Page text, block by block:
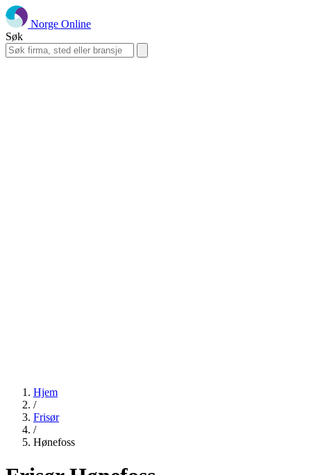
Norge Online
Søk
Hjem
/
Frisør
/
Hønefoss